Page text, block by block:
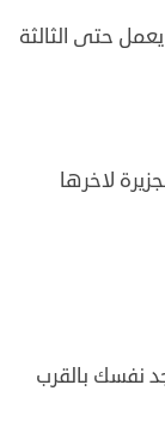
حتى الثالثة
لاخرها
نفسك بالقرب